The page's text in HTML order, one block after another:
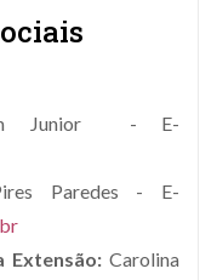
Junior - E-
Paredes - E-
Extensão: Carolina